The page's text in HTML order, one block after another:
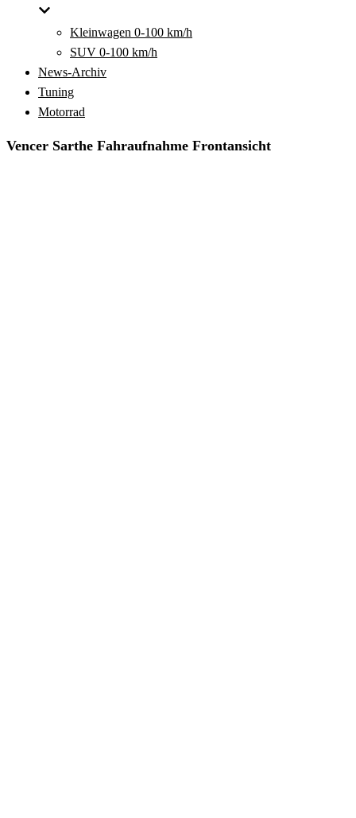
Kleinwagen 0-100 km/h
SUV 0-100 km/h
News-Archiv
Tuning
Motorrad
Vencer Sarthe Fahraufnahme Frontansicht